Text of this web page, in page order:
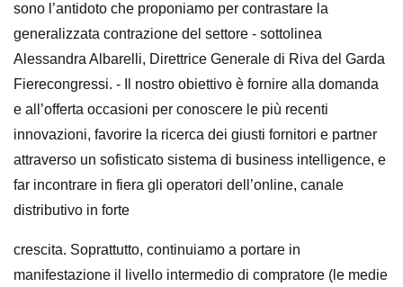
sono l’antidoto che proponiamo per contrastare la
generalizzata contrazione del settore - sottolinea
Alessandra Albarelli, Direttrice Generale di Riva del Garda
Fierecongressi. - Il nostro obiettivo è fornire alla domanda
e all’offerta occasioni per conoscere le più recenti
innovazioni, favorire la ricerca dei giusti fornitori e partner
attraverso un sofisticato sistema di business intelligence, e
far incontrare in fiera gli operatori dell’online, canale
distributivo in forte
crescita. Soprattutto, continuiamo a portare in
manifestazione il livello intermedio di compratore (le medie